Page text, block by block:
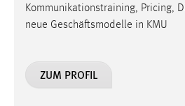
ZUM PROFIL
Prof. Dr. Jakub Rosenthal